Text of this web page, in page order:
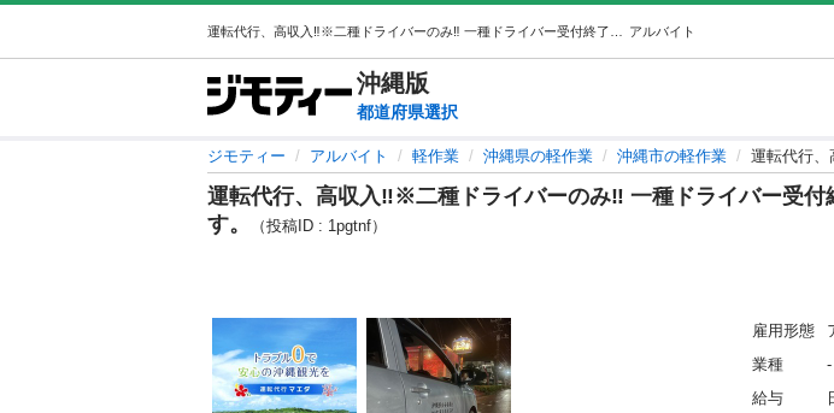
アルバイト
沖縄版
都道府県選択
ジモティー アルバイト 軽作業 沖縄県の軽作業 沖縄市の軽作業 運転代行、
運転代行、高収入‼️※二種ドライバーのみ‼️ 一種ドライバー受付
す。
（投稿ID : 1pgtnf）
雇用形態
業種
-
給与